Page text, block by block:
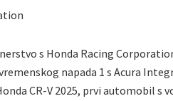
s Honda Racing
napada 1 s Acura
CR-V 2025, prvi automobil s